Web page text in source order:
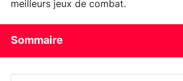
meilleurs jeux de combat.
Sommaire